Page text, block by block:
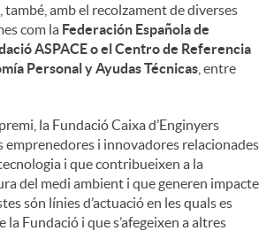
també, amb el recolzament de diverses
com la Federación Española de
ASPACE o el Centro de Referencia
Personal y Ayudas Técnicas , entre
la Fundació Caixa d’Enginyers
emprenedores i innovadores relacionades
i que contribueixen a la
del medi ambient i que generen impacte
són línies d’actuació en les quals es
la Fundació i que s’afegeixen a altres